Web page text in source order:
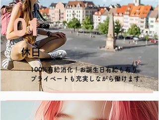
休日
100%有給消化！お誕生日有給も有り。
プライベートも充実しながら働けます。
01